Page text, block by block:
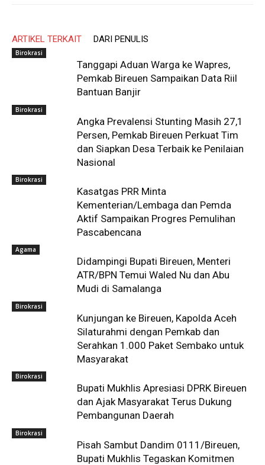
ARTIKEL TERKAIT DARI PENULIS
Birokrasi
Tanggapi Aduan Warga ke Wapres,
Pemkab Bireuen Sampaikan Data Riil
Bantuan Banjir
Birokrasi
Angka Prevalensi Stunting Masih 27,1
Persen, Pemkab Bireuen Perkuat Tim
dan Siapkan Desa Terbaik ke Penilaian
Nasional
Birokrasi
Kasatgas PRR Minta
Kementerian/Lembaga dan Pemda
Aktif Sampaikan Progres Pemulihan
Pascabencana
Agama
Didampingi Bupati Bireuen, Menteri
ATR/BPN Temui Waled Nu dan Abu
Mudi di Samalanga
Birokrasi
Kunjungan ke Bireuen, Kapolda Aceh
Silaturahmi dengan Pemkab dan
Serahkan 1.000 Paket Sembako untuk
Masyarakat
Birokrasi
Bupati Mukhlis Apresiasi DPRK Bireuen
dan Ajak Masyarakat Terus Dukung
Pembangunan Daerah
Birokrasi
Pisah Sambut Dandim 0111/Bireuen,
Bupati Mukhlis Tegaskan Komitmen